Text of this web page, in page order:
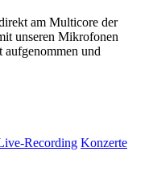
am Multicore der
unseren Mikrofonen
aufgenommen und
Recording Konzerte